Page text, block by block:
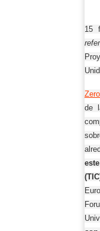
15
Zero
de